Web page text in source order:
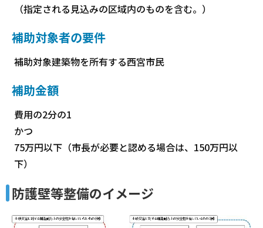
（指定される見込みの区域内のものを含む。）
補助対象者の要件
補助対象建築物を所有する西宮市民
補助金額
費用の2分の1
かつ
75万円以下（市長が必要と認める場合は、150万円以
下）
防護壁等整備のイメージ